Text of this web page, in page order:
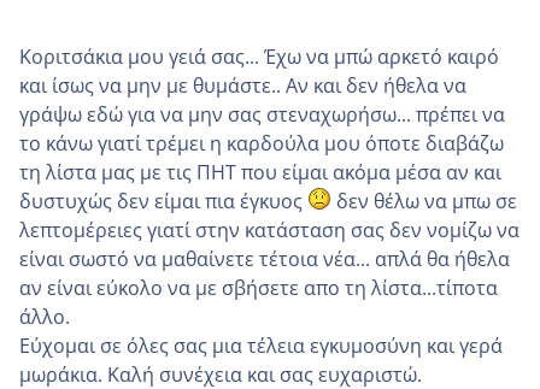
Κοριτσάκια μου γειά σας... Έχω να μπώ αρκετό καιρό
και ίσως να μην με θυμάστε.. Αν και δεν ήθελα να
γράψω εδώ για να μην σας στεναχωρήσω... πρέπει να
το κάνω γιατί τρέμει η καρδούλα μου όποτε διαβάζω
τη λίστα μας με τις ΠΗΤ που είμαι ακόμα μέσα αν και
δυστυχώς δεν είμαι πια έγκυος
δεν θέλω να μπω σε
λεπτομέρειες γιατί στην κατάσταση σας δεν νομίζω να
είναι σωστό να μαθαίνετε τέτοια νέα... απλά θα ήθελα
αν είναι εύκολο να με σβήσετε απο τη λίστα...τίποτα
άλλο.
Εύχομαι σε όλες σας μια τέλεια εγκυμοσύνη και γερά
μωράκια. Καλή συνέχεια και σας ευχαριστώ.